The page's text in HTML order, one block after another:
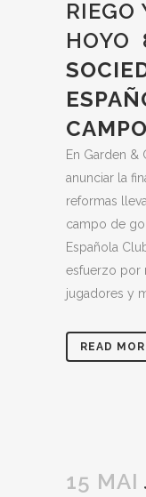
RIEGO
HOYO
CAMPO
En Garden
anunciar la
reformas
campo de
Española
esfuerzo por
jugadores y
READ
15 MAI